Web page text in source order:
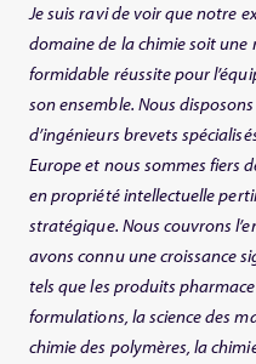
Je suis ravi de voir que notre
domaine de la chimie soit une
formidable réussite pour
son ensemble. Nous
d’ingénieurs brevets
Europe et nous sommes fiers
en propriété intellectuelle
stratégique. Nous couvrons
avons connu une croissance
tels que les produits
formulations, la science des
chimie des polymères, la